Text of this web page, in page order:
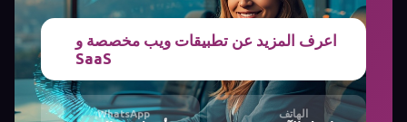
اعرف المزيد عن تطبيقات ويب مخصصة و
SaaS
الهاتف WhatsApp